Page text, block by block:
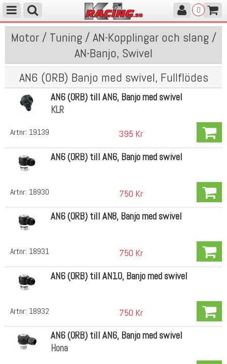
0
Motor / Tuning / AN-Kopplingar och slang /
AN-Banjo, Swivel
AN6 (ORB) Banjo med swivel, Fullflödes
Artnr: 19139
AN6 (ORB) till AN6, Banjo med swivel
KLR
395 Kr
Artnr: 18930
AN6 (ORB) till AN6, Banjo med swivel
750 Kr
Artnr: 18931
AN6 (ORB) till AN8, Banjo med swivel
750 Kr
Artnr: 18932
AN6 (ORB) till AN10, Banjo med swivel
750 Kr
AN6 (ORB) till AN6, Banjo med swivel
Hona